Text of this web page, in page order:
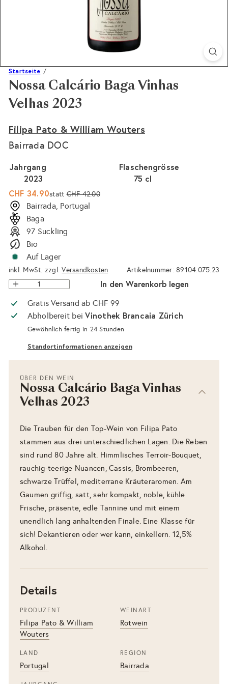
Startseite
Nossa Calcário Baga Vinhas
Velhas 2023
Filipa Pato & William Wouters
Bairrada DOC
Flaschengrösse
75 cl
Jahrgang
2023
Sonderpreis
CHF 34.90
Normaler
Preis
stattCHF 42.00
Bairrada, Portugal
Baga
97 Suckling
Bio
Auf Lager
inkl. MwSt. zzgl.Versandkosten Artikelnummer: 89104.075.23
In den Warenkorb legen
Gratis Versand ab CHF 99
Abholbereit beiVinothek Brancaia Zürich
Gewöhnlich fertig in 24 Stunden
Standortinformationen anzeigen
ÜBER DEN WEIN
Nossa Calcário Baga Vinhas
Velhas 2023
Die Trauben für den Top-Wein von Filipa Pato
stammen aus drei unterschiedlichen Lagen. Die Reben
sind rund 80 Jahre alt. Himmlisches Terroir-Bouquet,
rauchig-teerige Nuancen, Cassis, Brombeeren,
schwarze Trüffel, mediterrane Kräuteraromen. Am
Gaumen griffig, satt, sehr kompakt, noble, kühle
Frische, präsente, edle Tannine und mit einem
unendlich lang anhaltenden Finale. Eine Klasse für
sich! Dekantieren oder wer kann, einkellern. 12,5%
Alkohol.
Details
PRODUZENT
Filipa Pato & William
Wouters
WEINART
Rotwein
LAND
Portugal
REGION
Bairrada